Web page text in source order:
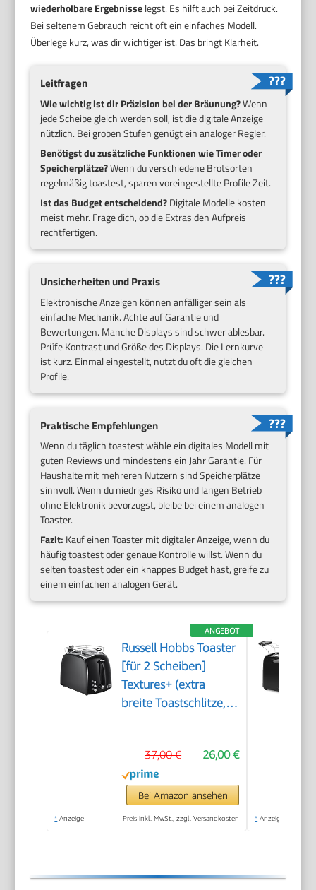
wiederholbare Ergebnisselegst. Es hilft auch bei Zeitdruck.
Bei seltenem Gebrauch reicht oft ein einfaches Modell.
Überlege kurz, was dir wichtiger ist. Das bringt Klarheit.
Leitfragen
Wie wichtig ist dir Präzision bei der Bräunung?Wenn
jede Scheibe gleich werden soll, ist die digitale Anzeige
nützlich. Bei groben Stufen genügt ein analoger Regler.
Benötigst du zusätzliche Funktionen wie Timer oder
Speicherplätze?Wenn du verschiedene Brotsorten
regelmäßig toastest, sparen voreingestellte Profile Zeit.
Ist das Budget entscheidend?Digitale Modelle kosten
meist mehr. Frage dich, ob die Extras den Aufpreis
rechtfertigen.
Unsicherheiten und Praxis
Elektronische Anzeigen können anfälliger sein als
einfache Mechanik. Achte auf Garantie und
Bewertungen. Manche Displays sind schwer ablesbar.
Prüfe Kontrast und Größe des Displays. Die Lernkurve
ist kurz. Einmal eingestellt, nutzt du oft die gleichen
Profile.
Praktische Empfehlungen
Wenn du täglich toastest wähle ein digitales Modell mit
guten Reviews und mindestens ein Jahr Garantie. Für
Haushalte mit mehreren Nutzern sind Speicherplätze
sinnvoll. Wenn du niedriges Risiko und langen Betrieb
ohne Elektronik bevorzugst, bleibe bei einem analogen
Toaster.
Fazit: Kauf einen Toaster mit digitaler Anzeige, wenn du
häufig toastest oder genaue Kontrolle willst. Wenn du
selten toastest oder ein knappes Budget hast, greife zu
einem einfachen analogen Gerät.
ANGEBOT
Russell Hobbs Toaster
[für 2 Scheiben]
Textures+ (extra
breite Toastschlitze,
Zange, 6
Bräunungsstufen +
Auftau- &
Aufwärmfunktion,
26,00 €
37,00 €
Bei Amazon ansehen
* Anzeige Preis inkl. MwSt., zzgl. Versandkosten * Anzeige